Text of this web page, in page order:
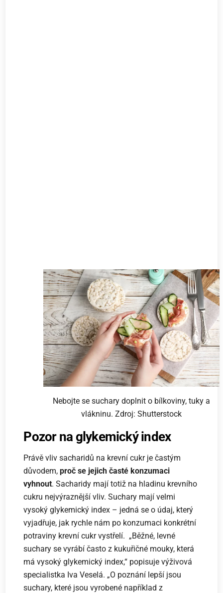
Nebojte se suchary doplnit o bílkoviny, tuky a
vlákninu. Zdroj: Shutterstock
Pozor na glykemický index
Právě vliv sacharidů na krevní cukr je častým
důvodem,proč se jejich časté konzumaci
vyhnout. Sacharidy mají totiž na hladinu krevního
cukru nejvýraznější vliv. Suchary mají velmi
vysoký glykemický index – jedná se o údaj, který
vyjadřuje, jak rychle nám po konzumaci konkrétní
potraviny krevní cukr vystřelí. „Běžné, levné
suchary se vyrábí často z kukuřičné mouky, která
má vysoký glykemický index,“ popisuje výživová
specialistka Iva Veselá. „O poznání lepší jsou
suchary, které jsou vyrobené například z